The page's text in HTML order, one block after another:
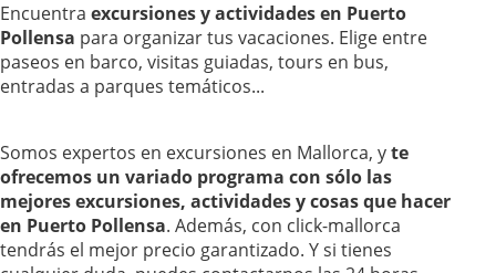
Encuentra excursiones y actividades en Puerto
Pollensa para organizar tus vacaciones. Elige entre
paseos en barco, visitas guiadas, tours en bus,
entradas a parques temáticos...
Somos expertos en excursiones en Mallorca, yte
ofrecemos un variado programa con sólo las
mejores excursiones, actividades y cosas que hacer
en Puerto Pollensa. Además, con click-mallorca
tendrás el mejor precio garantizado. Y si tienes